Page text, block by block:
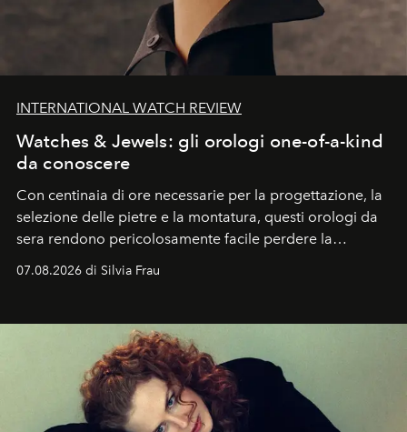
INTERNATIONAL WATCH REVIEW
Watches & Jewels: gli orologi one-of-a-kind
da conoscere
Con centinaia di ore necessarie per la progettazione, la
selezione delle pietre e la montatura, questi orologi da
sera rendono pericolosamente facile perdere la
07.08.2026 di Silvia Frau